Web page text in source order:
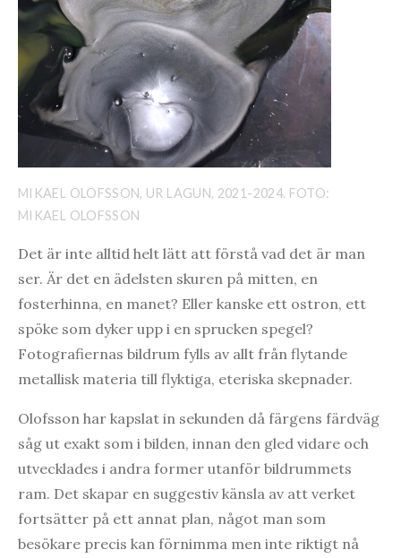
MIKAEL OLOFSSON, UR LAGUN, 2021-2024. FOTO:
MIKAEL OLOFSSON
Det är inte alltid helt lätt att förstå vad det är man
ser. Är det en ädelsten skuren på mitten, en
fosterhinna, en manet? Eller kanske ett ostron, ett
spöke som dyker upp i en sprucken spegel?
Fotografiernas bildrum fylls av allt från flytande
metallisk materia till flyktiga, eteriska skepnader.
Olofsson har kapslat in sekunden då färgens färdväg
såg ut exakt som i bilden, innan den gled vidare och
utvecklades i andra former utanför bildrummets
ram. Det skapar en suggestiv känsla av att verket
fortsätter på ett annat plan, något man som
besökare precis kan förnimma men inte riktigt nå